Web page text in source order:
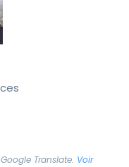
Translate. Voir